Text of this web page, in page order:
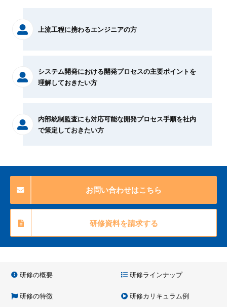
上流工程に携わるエンジニアの方
システム開発における開発プロセスの主要ポイントを
理解しておきたい方
内部統制監査にも対応可能な開発プロセス手順を社内
で策定しておきたい方
お問い合わせはこちら
研修資料を請求する
研修の概要 研修ラインナップ
研修の特徴 研修カリキュラム例